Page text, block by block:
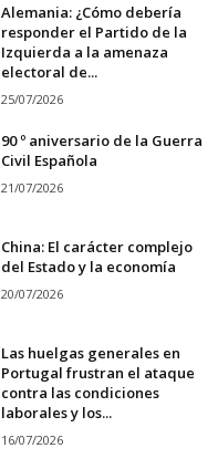
Alemania: ¿Cómo debería
responder el Partido de la
Izquierda a la amenaza
electoral de...
25/07/2026
90 º aniversario de la Guerra
Civil Española
21/07/2026
China: El carácter complejo
del Estado y la economía
20/07/2026
Las huelgas generales en
Portugal frustran el ataque
contra las condiciones
laborales y los...
16/07/2026